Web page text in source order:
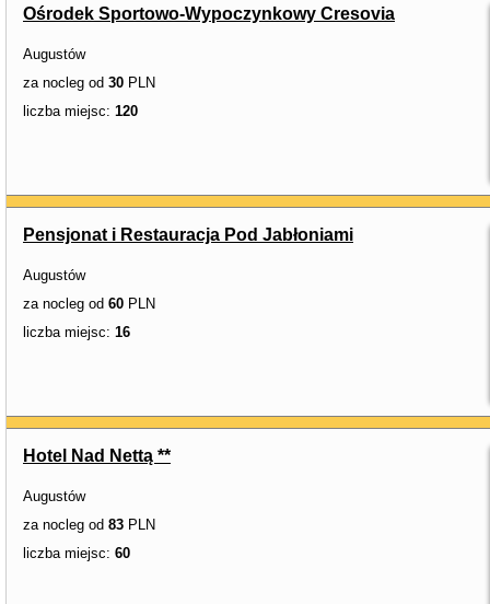
Ośrodek Sportowo-Wypoczynkowy Cresovia
Augustów
za nocleg od 30 PLN
liczba miejsc: 120
Pensjonat i Restauracja Pod Jabłoniami
Augustów
za nocleg od 60 PLN
liczba miejsc: 16
Hotel Nad Nettą **
Augustów
za nocleg od 83 PLN
liczba miejsc: 60